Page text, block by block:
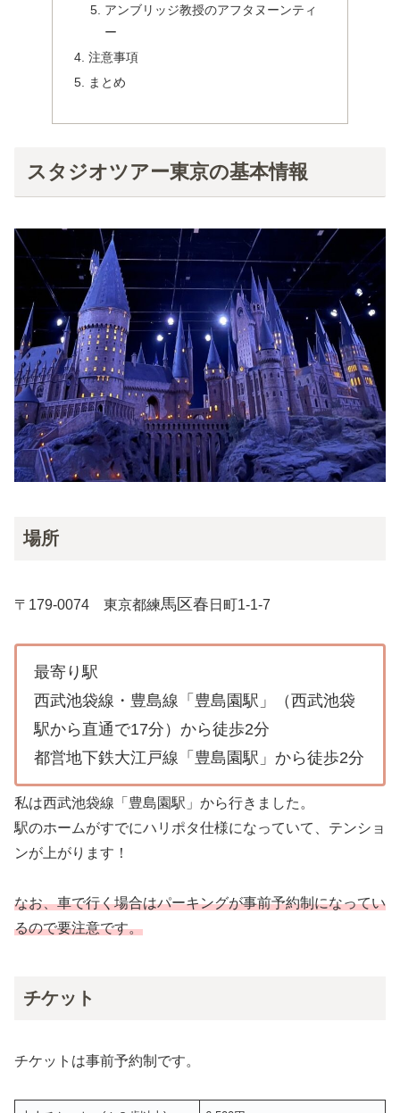
アンブリッジ教授のアフタヌーンティ
ー
注意事項
まとめ
スタジオツアー東京の基本情報
場所
〒179-0074 東京都練馬区春 日町1-1-7
最寄り駅
西武池袋線・豊島線「豊島園駅」（西武池袋
駅から直通で17分）から徒歩2分
都営地下鉄大江戸線「豊島園駅」から徒歩2分
私は西武池袋線「豊島園駅」から行きました。
駅のホームがすでにハリポタ仕様になっていて、テンショ
ンが上がります！
なお、車で行く場合はパーキングが事前予約制になってい
るので要注意です。
チケット
チケットは事前予約制です。